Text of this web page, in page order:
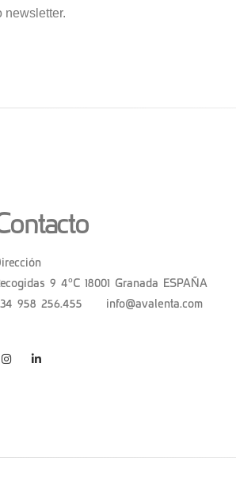
newsletter.
9 4ºC 18001 Granada ESPAÑA
958 256.455 |
info@avalenta.com